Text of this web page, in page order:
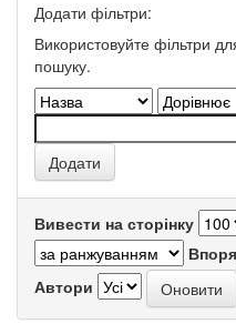
Додати фільтри:
Використовуйте фільтри
пошуку.
Вивести на сторінку
Автори